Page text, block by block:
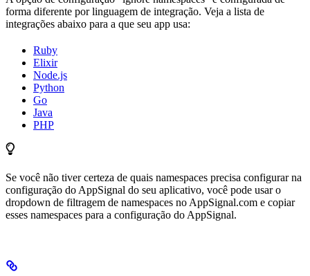
forma diferente por linguagem de integração. Veja a lista de
integrações abaixo para a que seu app usa:
Ruby
Elixir
Node.js
Python
Go
Java
PHP
Se você não tiver certeza de quais namespaces precisa configurar na
configuração do AppSignal do seu aplicativo, você pode usar o
dropdown de filtragem de namespaces no AppSignal.com e copiar
esses namespaces para a configuração do AppSignal.